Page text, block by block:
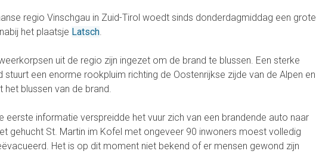
regio Vinschgau in Zuid-Tirol woedt sinds donderdagmiddag een grote
het plaatsje Latsch.
uit de regio zijn ingezet om de brand te blussen. Een sterke
stuurt een enorme rookpluim richting de Oostenrijkse zijde van de Alpen en
het blussen van de brand.
eerste informatie verspreidde het vuur zich van een brandende auto naar
gehucht St. Martin im Kofel met ongeveer 90 inwoners moest volledig
Het is op dit moment niet bekend of er mensen gewond zijn